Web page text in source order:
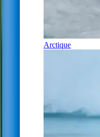
Arctique